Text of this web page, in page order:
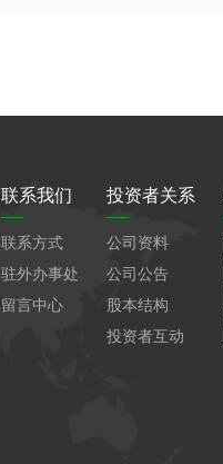
联系我们
联系方式
驻外办事处
留言中心
投资者关系
公司资料
公司公告
股本结构
投资者互动